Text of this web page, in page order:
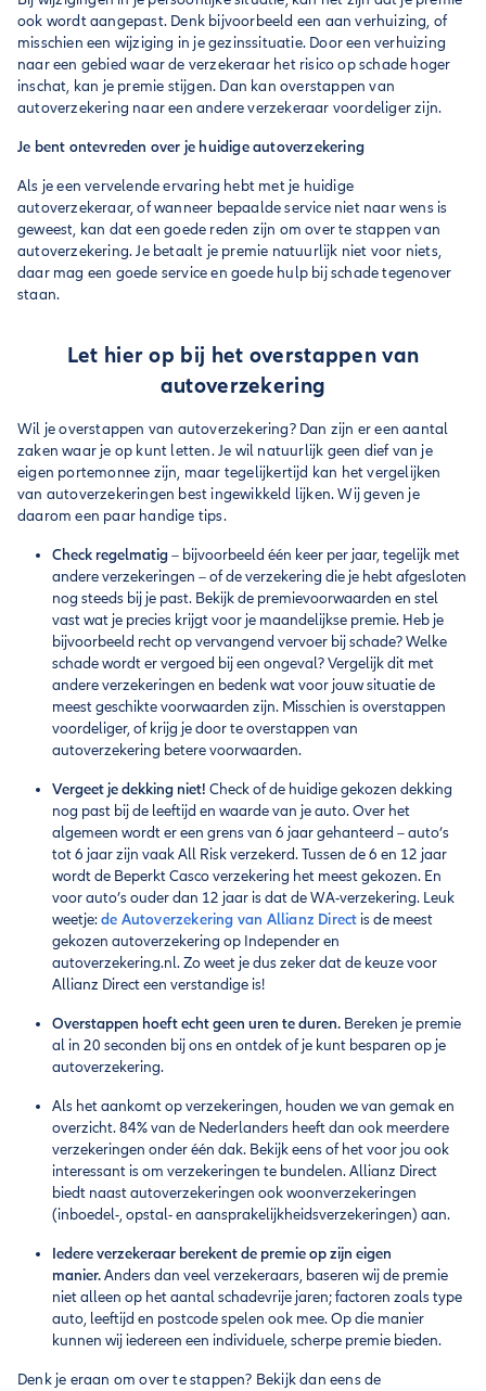
ook wordt aangepast. Denk bijvoorbeeld een aan verhuizing, of
misschien een wijziging in je gezinssituatie. Door een verhuizing
naar een gebied waar de verzekeraar het risico op schade hoger
inschat, kan je premie stijgen. Dan kan overstappen van
autoverzekering naar een andere verzekeraar voordeliger zijn.
Je bent ontevreden over je huidige autoverzekering
Als je een vervelende ervaring hebt met je huidige
autoverzekeraar, of wanneer bepaalde service niet naar wens is
geweest, kan dat een goede reden zijn om over te stappen van
autoverzekering. Je betaalt je premie natuurlijk niet voor niets,
daar mag een goede service en goede hulp bij schade tegenover
staan.
Let hier op bij het overstappen van
autoverzekering
Wil je overstappen van autoverzekering? Dan zijn er een aantal
zaken waar je op kunt letten. Je wil natuurlijk geen dief van je
eigen portemonnee zijn, maar tegelijkertijd kan het vergelijken
van autoverzekeringen best ingewikkeld lijken. Wij geven je
daarom een paar handige tips.
Check regelmatig– bijvoorbeeld één keer per jaar, tegelijk met
andere verzekeringen – of de verzekering die je hebt afgesloten
nog steeds bij je past. Bekijk de premievoorwaarden en stel
vast wat je precies krijgt voor je maandelijkse premie. Heb je
bijvoorbeeld recht op vervangend vervoer bij schade? Welke
schade wordt er vergoed bij een ongeval? Vergelijk dit met
andere verzekeringen en bedenk wat voor jouw situatie de
meest geschikte voorwaarden zijn. Misschien is overstappen
voordeliger, of krijg je door te overstappen van
autoverzekering betere voorwaarden.
Vergeet je dekking niet! Check of de huidige gekozen dekking
nog past bij de leeftijd en waarde van je auto. Over het
algemeen wordt er een grens van 6 jaar gehanteerd – auto’s
tot 6 jaar zijn vaak All Risk verzekerd. Tussen de 6 en 12 jaar
wordt de Beperkt Casco verzekering het meest gekozen. En
voor auto’s ouder dan 12 jaar is dat de WA-verzekering. Leuk
weetje:de Autoverzekering van Allianz Direct is de meest
gekozen autoverzekering op Independer en
autoverzekering.nl. Zo weet je dus zeker dat de keuze voor
Allianz Direct een verstandige is!
Overstappen hoeft echt geen uren te duren. Bereken je premie
al in 20 seconden bij ons en ontdek of je kunt besparen op je
autoverzekering.
Als het aankomt op verzekeringen, houden we van gemak en
overzicht. 84% van de Nederlanders heeft dan ook meerdere
verzekeringen onder één dak. Bekijk eens of het voor jou ook
interessant is om verzekeringen te bundelen. Allianz Direct
biedt naast autoverzekeringen ook woonverzekeringen
(inboedel-, opstal- en aansprakelijkheidsverzekeringen) aan.
Iedere verzekeraar berekent de premie op zijn eigen
manier.Anders dan veel verzekeraars, baseren wij de premie
niet alleen op het aantal schadevrije jaren; factoren zoals type
auto, leeftijd en postcode spelen ook mee. Op die manier
kunnen wij iedereen een individuele, scherpe premie bieden.
Denk je eraan om over te stappen? Bekijk dan eens de